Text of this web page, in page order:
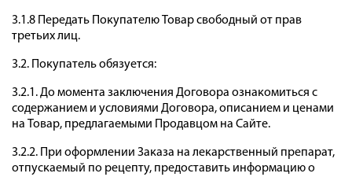
3.1.8 Передать Покупателю Товар свободный от прав
третьих лиц.
3.2. Покупатель обязуется:
3.2.1. До момента заключения Договора ознакомиться с
содержанием и условиями Договора, описанием и ценами
на Товар, предлагаемыми Продавцом на Сайте.
3.2.2. При оформлении Заказа на лекарственный препарат,
отпускаемый по рецепту, предоставить информацию о